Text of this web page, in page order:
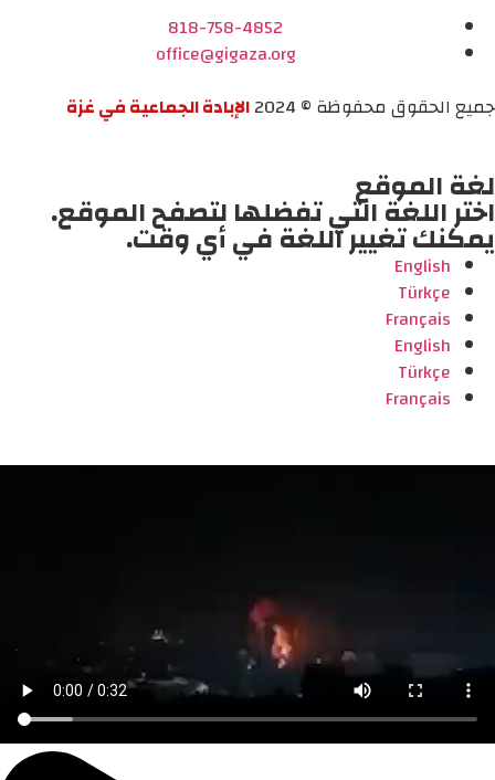
818-758-4852
office@gigaza.org
جميع الحقوق محفوظة © 2024
الإبادة الجماعية في غزة
لغة الموقع
اختر اللغة التي تفضلها لتصفح الموقع.
يمكنك تغيير اللغة في أي وقت.
English
Türkçe
Français
English
Türkçe
Français